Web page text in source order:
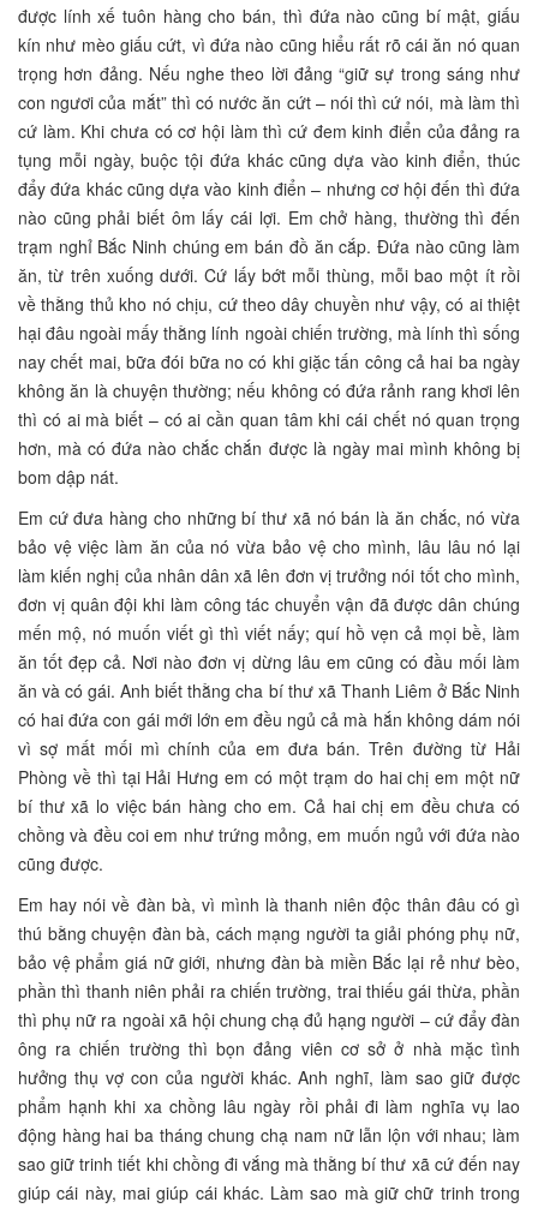
được lính xế tuôn hàng cho bán, thì đứa nào cũng bí mật, giấu
kín như mèo giấu cứt, vì đứa nào cũng hiểu rất rõ cái ăn nó quan
trọng hơn đảng. Nếu nghe theo lời đảng “giữ sự trong sáng như
con ngươi của mắt” thì có nước ăn cứt – nói thì cứ nói, mà làm thì
cứ làm. Khi chưa có cơ hội làm thì cứ đem kinh điển của đảng ra
tụng mỗi ngày, buộc tội đứa khác cũng dựa vào kinh điển, thúc
đẩy đứa khác cũng dựa vào kinh điển – nhưng cơ hội đến thì đứa
nào cũng phải biết ôm lấy cái lợi. Em chở hàng, thường thì đến
trạm nghỉ Bắc Ninh chúng em bán đồ ăn cắp. Đứa nào cũng làm
ăn, từ trên xuống dưới. Cứ lấy bớt mỗi thùng, mỗi bao một ít rồi
về thằng thủ kho nó chịu, cứ theo dây chuyền như vậy, có ai thiệt
hại đâu ngoài mấy thằng lính ngoài chiến trường, mà lính thì sống
nay chết mai, bữa đói bữa no có khi giặc tấn công cả hai ba ngày
không ăn là chuyện thường; nếu không có đứa rảnh rang khơi lên
thì có ai mà biết – có ai cần quan tâm khi cái chết nó quan trọng
hơn, mà có đứa nào chắc chắn được là ngày mai mình không bị
bom dập nát.
Em cứ đưa hàng cho những bí thư xã nó bán là ăn chắc, nó vừa
bảo vệ việc làm ăn của nó vừa bảo vệ cho mình, lâu lâu nó lại
làm kiến nghị của nhân dân xã lên đơn vị trưởng nói tốt cho mình,
đơn vị quân đội khi làm công tác chuyển vận đã được dân chúng
mến mộ, nó muốn viết gì thì viết nấy; quí hồ vẹn cả mọi bề, làm
ăn tốt đẹp cả. Nơi nào đơn vị dừng lâu em cũng có đầu mối làm
ăn và có gái. Anh biết thằng cha bí thư xã Thanh Liêm ở Bắc Ninh
có hai đứa con gái mới lớn em đều ngủ cả mà hắn không dám nói
vì sợ mất mối mì chính của em đưa bán. Trên đường từ Hải
Phòng về thì tại Hải Hưng em có một trạm do hai chị em một nữ
bí thư xã lo việc bán hàng cho em. Cả hai chị em đều chưa có
chồng và đều coi em như trứng mỏng, em muốn ngủ với đứa nào
cũng được.
Em hay nói về đàn bà, vì mình là thanh niên độc thân đâu có gì
thú bằng chuyện đàn bà, cách mạng người ta giải phóng phụ nữ,
bảo vệ phẩm giá nữ giới, nhưng đàn bà miền Bắc lại rẻ như bèo,
phần thì thanh niên phải ra chiến trường, trai thiếu gái thừa, phần
thì phụ nữ ra ngoài xã hội chung chạ đủ hạng người – cứ đẩy đàn
ông ra chiến trường thì bọn đảng viên cơ sở ở nhà mặc tình
hưởng thụ vợ con của người khác. Anh nghĩ, làm sao giữ được
phẩm hạnh khi xa chồng lâu ngày rồi phải đi làm nghĩa vụ lao
động hàng hai ba tháng chung chạ nam nữ lẫn lộn với nhau; làm
sao giữ trinh tiết khi chồng đi vắng mà thằng bí thư xã cứ đến nay
giúp cái này, mai giúp cái khác. Làm sao mà giữ chữ trinh trong